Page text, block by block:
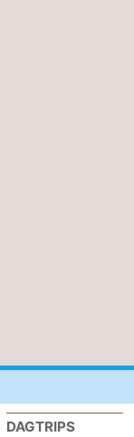
DAGTRIPS